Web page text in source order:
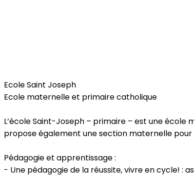
Ecole Saint Joseph
Ecole maternelle et primaire catholique
L’école Saint-Joseph – primaire – est une école
propose également une section maternelle
Pédagogie et apprentissage :
- Une pédagogie de la réussite, vivre en cycle! :